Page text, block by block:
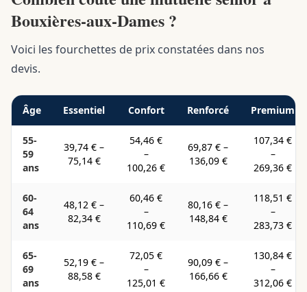
Bouxières-aux-Dames ?
Voici les fourchettes de prix constatées dans nos
devis.
Âge Essentiel Confort Renforcé Premium
55-
59
ans
39,74 € –
75,14 €
54,46 €
–
100,26 €
69,87 € –
136,09 €
107,34 €
–
269,36 €
60-
64
ans
48,12 € –
82,34 €
60,46 €
–
110,69 €
80,16 € –
148,84 €
118,51 €
–
283,73 €
65-
69
ans
52,19 € –
88,58 €
72,05 €
–
125,01 €
90,09 € –
166,66 €
130,84 €
–
312,06 €